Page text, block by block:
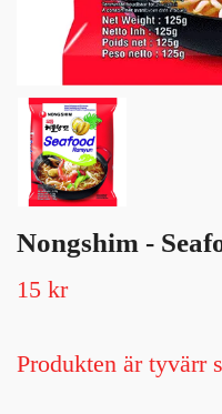
Nongshim -
15 kr
Produkten är tyvärr